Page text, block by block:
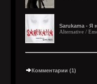
Sarukama - Я
Alternative /
Комментарии (1)